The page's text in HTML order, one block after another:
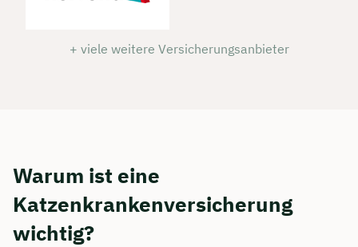
+ viele weitere Versicherungsanbieter
Warum ist eine
Katzenkrankenversicherung
wichtig?